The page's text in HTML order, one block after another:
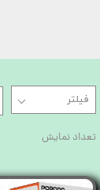
تعداد نمایش